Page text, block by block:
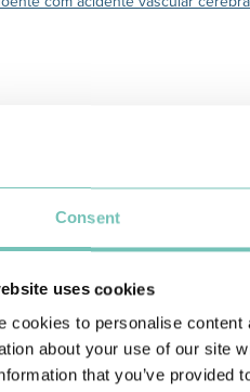
Consent
uses cookies
cookies to personalise
about your use of our site
that you’ve provided
em dermatologia